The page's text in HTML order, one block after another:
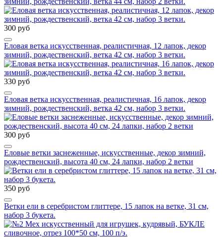
300 руб
Еловая ветка искусственная, реалистичная, 12 лапок, декор
зимний, рождественский, ветка 42 см, набор 3 ветки.
330 руб
Еловая ветка искусственная, реалистичная, 16 лапок, декор
зимний, рождественский, ветка 42 см, набор 3 ветки.
300 руб
Еловые ветки заснеженные, искусственные, декор зимний,
рождественский, высота 40 см, 24 лапки, набор 2 ветки
350 руб
Ветки ели в серебристом глиттере, 15 лапок на ветке, 31 см,
набор 3 букета.